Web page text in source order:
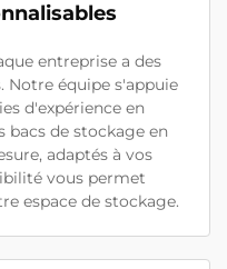
entreprise a des
Notre équipe s'appuie
d'expérience en
de stockage en
adaptés à vos
vous permet
espace de stockage.